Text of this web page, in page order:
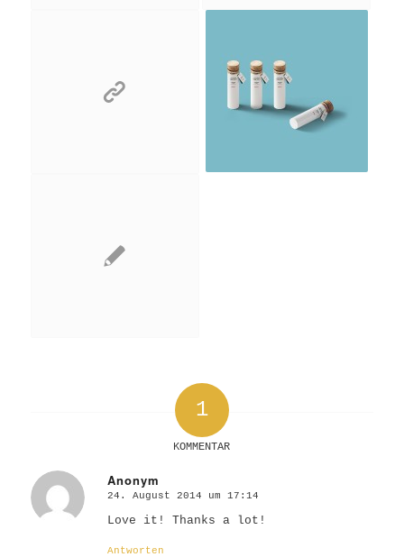
1
KOMMENTAR
Anonym
sagte:
24. August 2014 um 17:14
Love it! Thanks a lot!
Antworten